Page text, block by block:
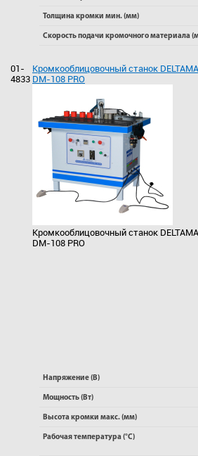
Толщина кромки мин. (мм)
Скорость подачи кромочного материала
01-
4833
Кромкооблицовочный станок
DM-108 PRO
Кромкооблицовочный станок
DM-108 PRO
Напряжение (В)
Мощность (Вт)
Высота кромки макс. (мм)
Рабочая температура (°C)